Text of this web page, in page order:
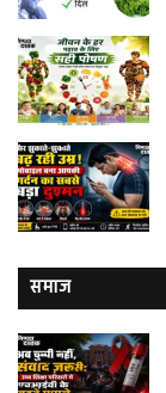
समाज